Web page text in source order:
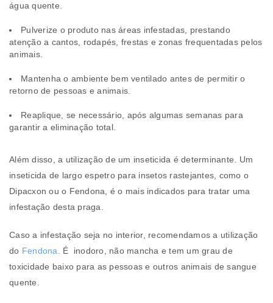
água quente.
Pulverize o produto nas áreas infestadas, prestando
atenção a cantos, rodapés, frestas e zonas frequentadas pelos
animais.
Mantenha o ambiente bem ventilado antes de permitir o
retorno de pessoas e animais.
Reaplique, se necessário, após algumas semanas para
garantir a eliminação total.
Além disso, a utilização de um inseticida é determinante. Um
inseticida de largo espetro para insetos rastejantes, como o
Dipacxon ou o Fendona, é o mais indicados para tratar uma
infestação desta praga.
Caso a infestação seja no interior, recomendamos a utilização
do Fendona . É inodoro, não mancha e tem um grau de
toxicidade baixo para as pessoas e outros animais de sangue
quente.